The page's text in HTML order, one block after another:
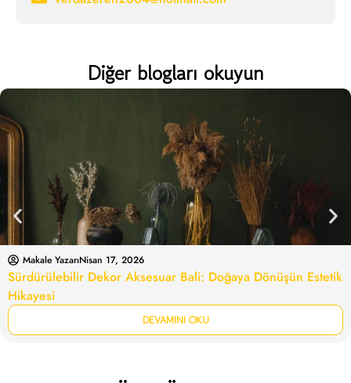
Diğer blogları okuyun
Makale YazarıNisan 17, 2026
Sürdürülebilir Dekor Aksesuar Bali: Doğaya Dönüşün Estetik
Hikayesi
DEVAMINI OKU